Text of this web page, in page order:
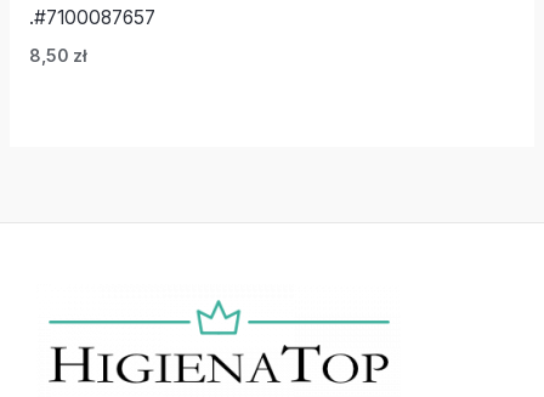
.#7100087657
8,50 zł